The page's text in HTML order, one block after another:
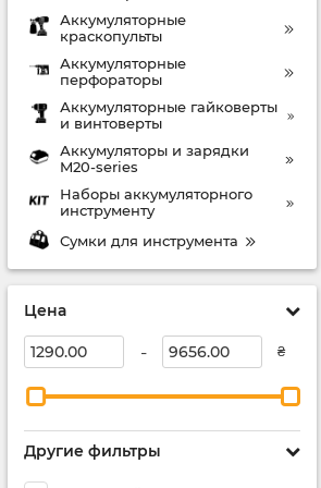
Аккумуляторные
краскопульты
Аккумуляторные
перфораторы
Аккумуляторные гайковерты
и винтоверты
Аккумуляторы и зарядки
M20-series
Наборы аккумуляторного
инструменту
Сумки для инструмента
Цена
- ₴
Другие фильтры